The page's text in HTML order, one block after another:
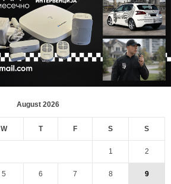
August 2026
W T F S S
1 2
5 6 7 8 9